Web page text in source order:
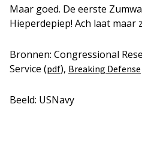
Maar goed. De eerste
Hieperdepiep! Ach laat maar
Bronnen: Congressional
Service (pdf), Breaking Defense
Beeld: USNavy